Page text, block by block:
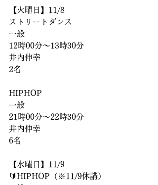
【火曜日】11/8
ストリートダンス
一般
12時00分〜13時30分
井内伸幸
2名
HIPHOP
一般
21時00分〜22時30分
井内伸幸
6名
【水曜日】11/9
🔰HIPHOP（※11/9休講）